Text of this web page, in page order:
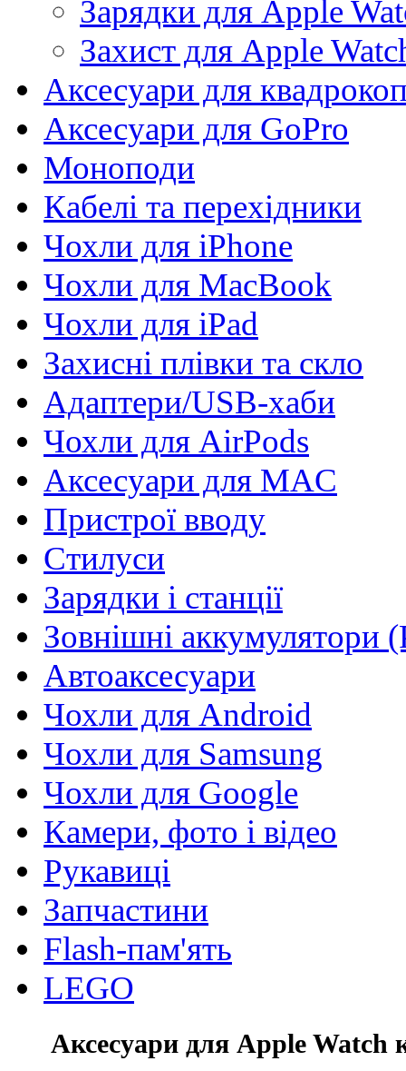
Зарядки для Apple
Захист для Apple
Аксесуари для
Аксесуари для GoPro
Моноподи
Кабелі та перехідники
Чохли для iPhone
Чохли для MacBook
Чохли для iPad
Захисні плівки та скло
Адаптери/USB-хаби
Чохли для AirPods
Аксесуари для MAC
Пристрої вводу
Стилуси
Зарядки і станції
Зовнішні аккумулятори
Автоаксесуари
Чохли для Android
Чохли для Samsung
Чохли для Google
Камери, фото і відео
Рукавиці
Запчастини
Flash-пам'ять
LEGO
Аксесуари для Apple Watch